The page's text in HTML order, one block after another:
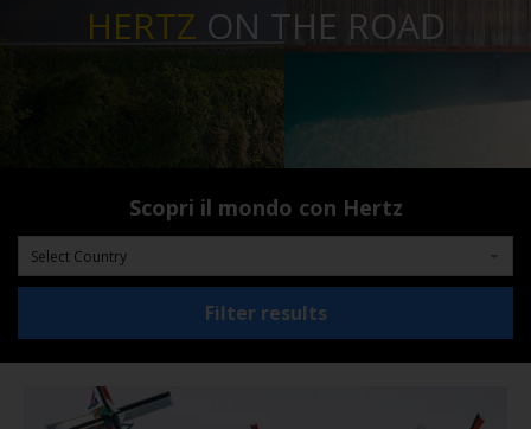
HERTZ ON THE ROAD
Scopri il mondo con Hertz